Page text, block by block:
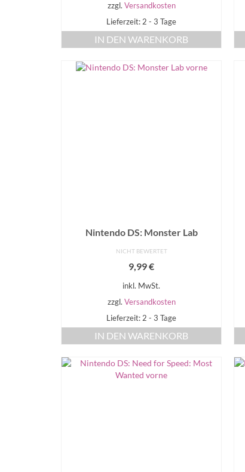
zzgl. Versandkosten
Lieferzeit: 2 - 3 Tage
IN DEN WARENKORB
Nintendo DS: Monster Lab
NICHT BEWERTET
9,99€
inkl. MwSt.
zzgl. Versandkosten
Lieferzeit: 2 - 3 Tage
IN DEN WARENKORB